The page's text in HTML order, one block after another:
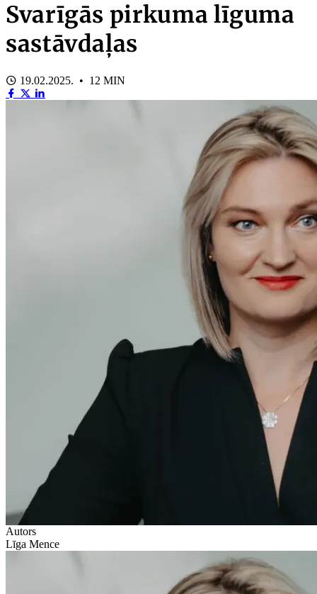
Svarīgās pirkuma līguma
sastāvdaļas
19.02.2025. • 12 MIN
Autors
Līga Mence